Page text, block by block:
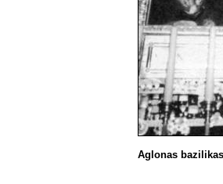
Aglonas